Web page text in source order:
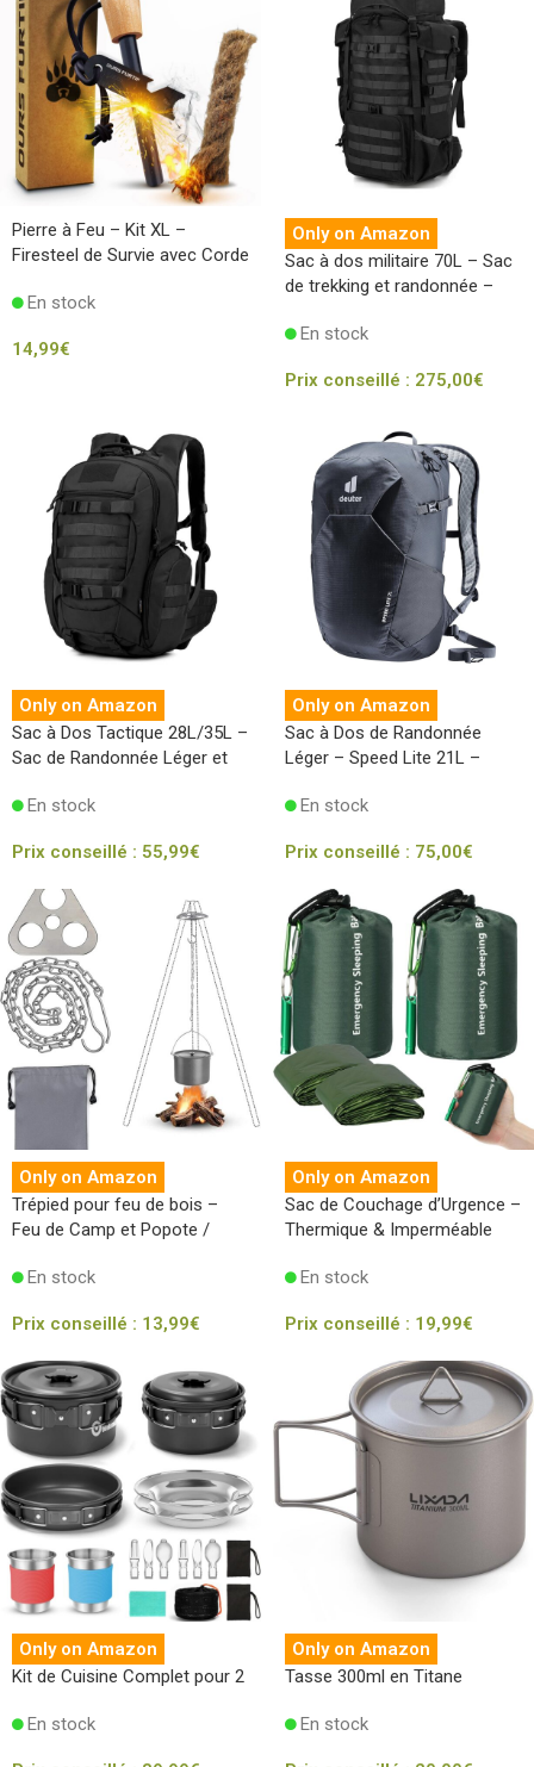
Pierre à Feu – Kit XL –
Firesteel de Survie avec Corde
En stock
14,99€
Only on Amazon
Sac à dos militaire 70L – Sac
de trekking et randonnée –
En stock
Prix conseillé : 275,00€
Only on Amazon
Sac à Dos Tactique 28L/35L –
Sac de Randonnée Léger et
En stock
Prix conseillé : 55,99€
Only on Amazon
Sac à Dos de Randonnée
Léger – Speed Lite 21L –
En stock
Prix conseillé : 75,00€
Only on Amazon
Trépied pour feu de bois –
Feu de Camp et Popote /
En stock
Prix conseillé : 13,99€
Only on Amazon
Sac de Couchage d’Urgence –
Thermique & Imperméable
En stock
Prix conseillé : 19,99€
Only on Amazon
Kit de Cuisine Complet pour 2
En stock
Only on Amazon
Tasse 300ml en Titane
En stock